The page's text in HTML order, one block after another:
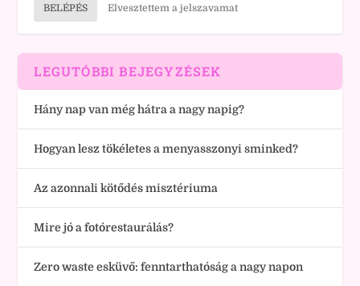
BELÉPÉS Elvesztettem a jelszavamat
LEGUTÓBBI BEJEGYZÉSEK
Hány nap van még hátra a nagy napig?
Hogyan lesz tökéletes a menyasszonyi sminked?
Az azonnali kötődés misztériuma
Mire jó a fotórestaurálás?
Zero waste esküvő: fenntarthatóság a nagy napon